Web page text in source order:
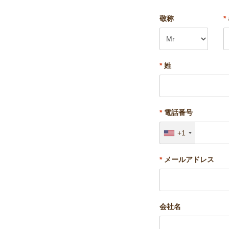
敬称 *
*姓
*電話番号
+1
*メールアドレス
会社名